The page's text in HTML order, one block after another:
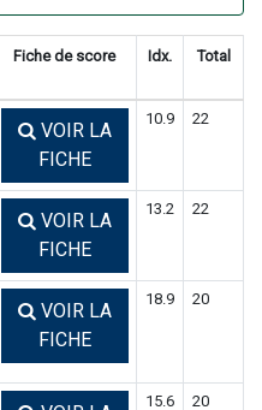
Fiche de score Idx. Total
VOIR LA
FICHE
10.9 22
VOIR LA
FICHE
13.2 22
VOIR LA
FICHE
18.9 20
15.6 20